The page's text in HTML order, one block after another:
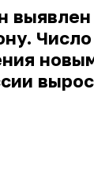
выявлен